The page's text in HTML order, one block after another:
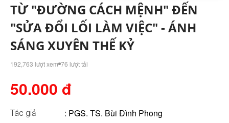
TỪ "ĐƯỜNG CÁCH MỆNH" ĐẾN
"SỬA ĐỔI LỐI LÀM VIỆC" - ÁNH
SÁNG XUYÊN THẾ KỶ
192,763 lượt xem 76 lượt tải
50.000 đ
Tác giả : PGS. TS. Bùi Đình Phong